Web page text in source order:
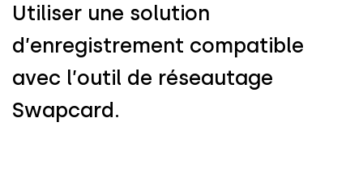
Utiliser une solution
d’enregistrement compatible
avec l’outil de réseautage
Swapcard.